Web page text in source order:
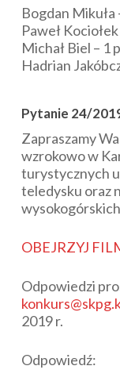
Bogdan Mikuła
Paweł
Michał Biel – 1
Hadrian
Pytanie 24/
Zapraszamy
wzrokowo w
turystycznych
teledysku oraz
OBEJRZYJ
Odpowiedzi
2019 r.
Odpowiedź: